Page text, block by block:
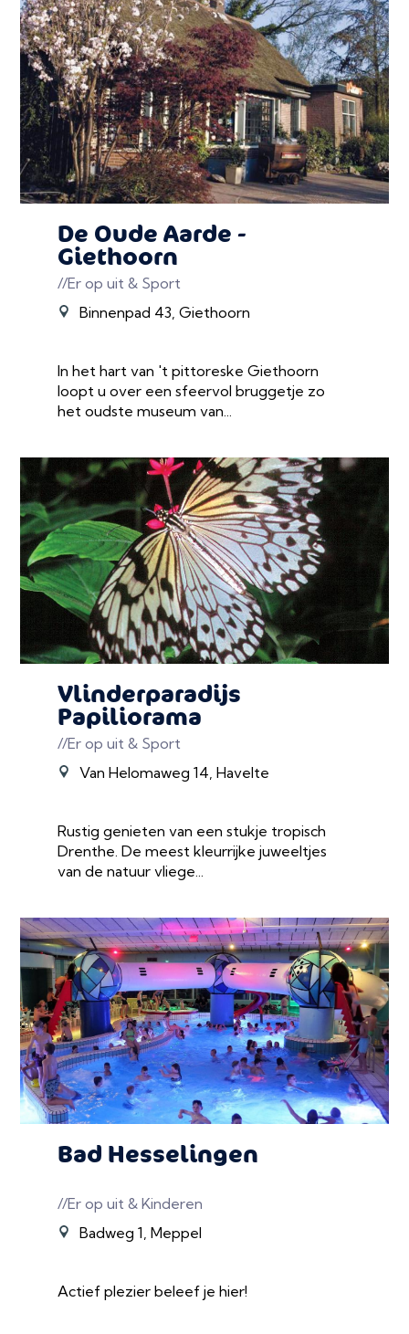
De Oude Aarde -
Giethoorn
//Er op uit & Sport
Binnenpad 43, Giethoorn
In het hart van 't pittoreske Giethoorn
loopt u over een sfeervol bruggetje zo
het oudste museum van...
Vlinderparadijs
Papiliorama
//Er op uit & Sport
Van Helomaweg 14, Havelte
Rustig genieten van een stukje tropisch
Drenthe. De meest kleurrijke juweeltjes
van de natuur vliege...
Bad Hesselingen
//Er op uit & Kinderen
Badweg 1, Meppel
Actief plezier beleef je hier!